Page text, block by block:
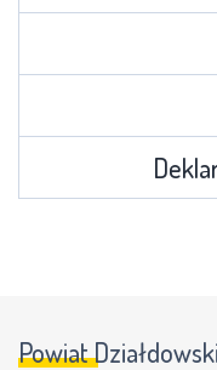
Powiat Działdowski